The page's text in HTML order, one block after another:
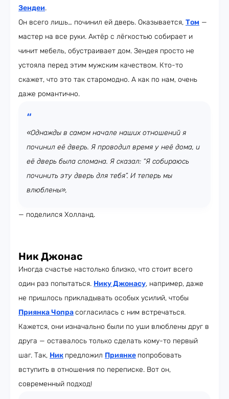
Зендеи.
Он всего лишь… починил ей дверь. Оказывается, Том —
мастер на все руки. Актёр с лёгкостью собирает и
чинит мебель, обустраивает дом. Зендея просто не
устояла перед этим мужским качеством. Кто-то
скажет, что это так старомодно. А как по нам, очень
даже романтично.
«Однажды в самом начале наших отношений я
починил её дверь. Я проводил время у неё дома, и
её дверь была сломана. Я сказал: “Я собираюсь
починить эту дверь для тебя”. И теперь мы
влюблены»,
— поделился Холланд.
Ник Джонас
Иногда счастье настолько близко, что стоит всего
один раз попытаться. Нику Джонасу, например, даже
не пришлось прикладывать особых усилий, чтобы
Приянка Чопрасогласилась с ним встречаться.
Кажется, они изначально были по уши влюблены друг в
друга — оставалось только сделать кому-то первый
шаг. Так, Ник предложил Приянке попробовать
вступить в отношения по переписке. Вот он,
современный подход!